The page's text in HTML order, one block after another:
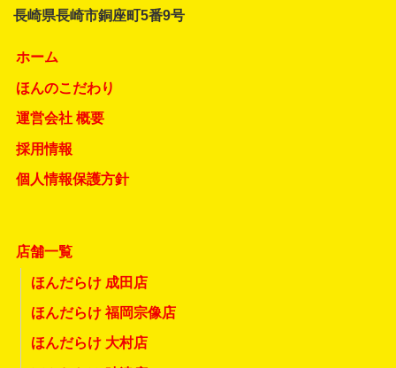
長崎県長崎市銅座町5番9号
ホーム
ほんのこだわり
運営会社 概要
採用情報
個人情報保護方針
店舗一覧
ほんだらけ 成田店
ほんだらけ 福岡宗像店
ほんだらけ 大村店